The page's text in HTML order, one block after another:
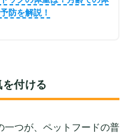
防を解説！
付ける
一つが、ペットフードの普